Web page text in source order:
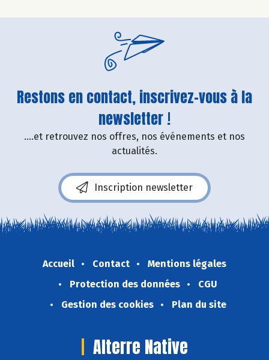
Restons en contact, inscrivez-vous à la
newsletter !
....et retrouvez nos offres, nos événements et nos
actualités.
Inscription newsletter
Accueil Contact
Mentions légales
Protection des données
CGU
Gestion des cookies
Plan du site
Alterre Native